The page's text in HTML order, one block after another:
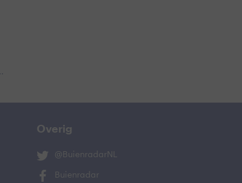
Overig
@BuienradarNL
Buienradar